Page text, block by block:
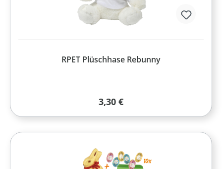
RPET Plüschhase Rebunny
Regulärer Preis:
3,30 €